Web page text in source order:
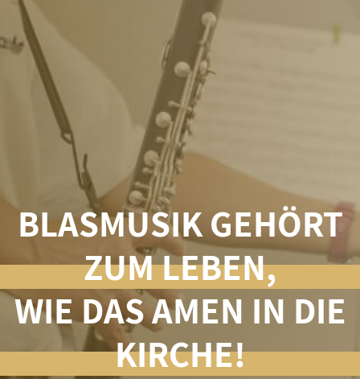
BLASMUSIK GEHÖRT
ZUM LEBEN,
WIE DAS AMEN IN DIE
KIRCHE!